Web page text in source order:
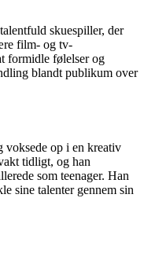
skuespiller, der
film- og tv-
formidle følelser og
blandt publikum over
voksede op i en kreativ
tidligt, og han
som teenager. Han
sine talenter gennem sin